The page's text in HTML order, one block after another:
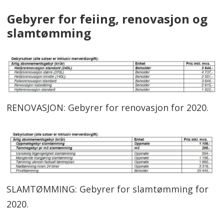
Gebyrer for feiing, renovasjon og
slamtømming
RENOVASJON: Gebyrer for renovasjon for 2020.
SLAMTØMMING: Gebyrer for slamtømming for
2020.